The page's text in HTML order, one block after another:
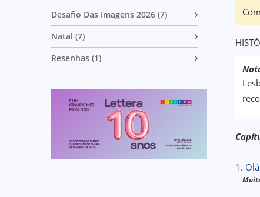
Desafio Das Imagens 2026 (7)
Natal (7)
Resenhas (1)
1.